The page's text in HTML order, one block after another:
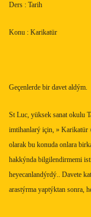
Ders : Tarih
Konu : Karikatür
Geçenlerde bir davet aldým.
St Luc, yüksek sanat okulu
imtihanlarý için, » Karikatür
olarak bu konuda onlara
hakkýnda bilgilendirmemi
heyecanlandýrdý.. Davete
arastýrma yaptýktan sonra,